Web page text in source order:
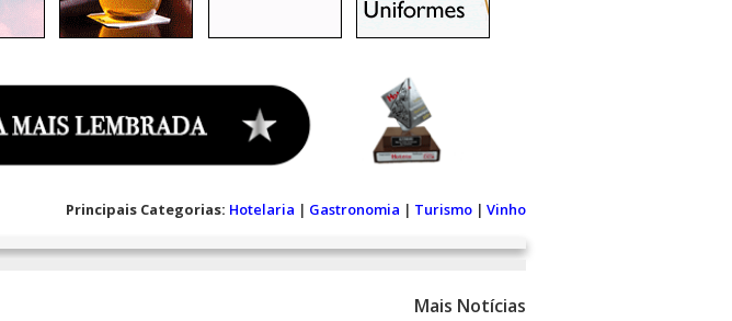
Principais Categorias: Hotelaria | Gastronomia | Turismo | Vinho
Mais Notícias